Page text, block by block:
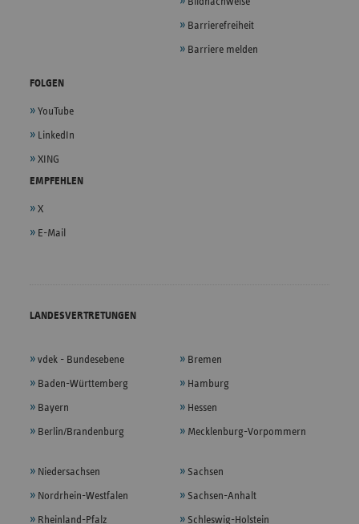
Barrierefreiheit
Barriere melden
FOLGEN
YouTube
LinkedIn
XING
EMPFEHLEN
X
E-Mail
LANDESVERTRETUNGEN
vdek - Bundesebene
Baden-Württemberg
Bayern
Berlin/Brandenburg
Bremen
Hamburg
Hessen
Mecklenburg-Vorpommern
Niedersachsen
Nordrhein-Westfalen
Rheinland-Pfalz
Sachsen
Sachsen-Anhalt
Schleswig-Holstein